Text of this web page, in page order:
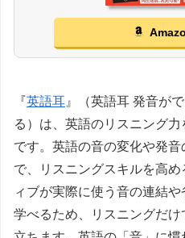
『英語耳 』（英語耳 発音が
る）は、英語のリスニング
です。英語の音の変化や発
で、リスニングスキルを高
ィブが実際に使う音の連結
学べるため、リスニングだ